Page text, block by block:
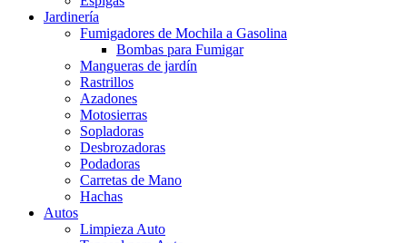
Jardinería
Fumigadores de Mochila a Gasolina
Bombas para Fumigar
Mangueras de jardín
Rastrillos
Azadones
Motosierras
Sopladoras
Desbrozadoras
Podadoras
Carretas de Mano
Hachas
Autos
Limpieza Auto